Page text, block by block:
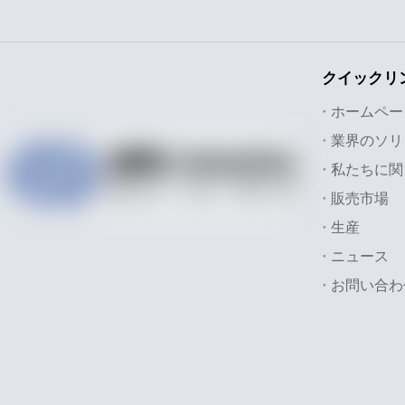
クイックリ
ホームペ
私たちに
販売市場
生産
ニュース
お問い合